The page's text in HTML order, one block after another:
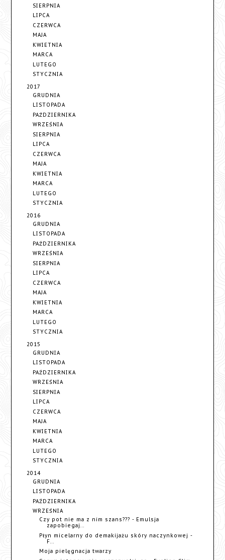
SIERPNIA
LIPCA
CZERWCA
MAJA
KWIETNIA
MARCA
LUTEGO
STYCZNIA
2017
GRUDNIA
LISTOPADA
PAŹDZIERNIKA
WRZEŚNIA
SIERPNIA
LIPCA
CZERWCA
MAJA
KWIETNIA
MARCA
LUTEGO
STYCZNIA
2016
GRUDNIA
LISTOPADA
PAŹDZIERNIKA
WRZEŚNIA
SIERPNIA
LIPCA
CZERWCA
MAJA
KWIETNIA
MARCA
LUTEGO
STYCZNIA
2015
GRUDNIA
LISTOPADA
PAŹDZIERNIKA
WRZEŚNIA
SIERPNIA
LIPCA
CZERWCA
MAJA
KWIETNIA
MARCA
LUTEGO
STYCZNIA
2014
GRUDNIA
LISTOPADA
PAŹDZIERNIKA
WRZEŚNIA
Czy pot nie ma z nim szans??? - Emulsja
zapobiegaj...
Płyn micelarny do demakijażu skóry naczynkowej -
F...
Moja pielęgnacja twarzy